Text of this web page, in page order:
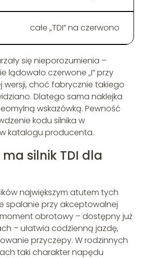
całe „TDI” na czerwono
się nieporozumienia –
lądowało czerwone „I” przy
wersji, choć fabrycznie takiego
Dlatego sama naklejka
wskazówką. Pewność
kodu silnika w
katalogu producenta.
silnik TDI dla
największym atutem tych
spalanie przy akceptowalnej
obrotowy – dostępny już
– ułatwia codzienną jazdę,
przyczepy. W rodzinnych
taki charakter napędu